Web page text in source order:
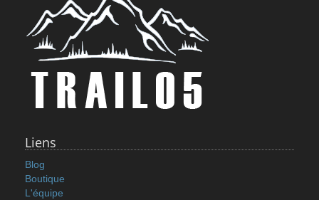
Liens
Blog
Boutique
L'équipe